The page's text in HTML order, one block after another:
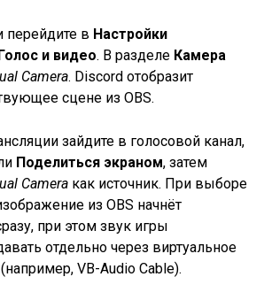
перейдите в Настройки
и видео. В разделе Камера
Camera. Discord отобразит
сцене из OBS.
зайдите в голосовой канал,
Поделиться экраном, затем
Camera как источник. При выборе
из OBS начнёт
при этом звук игры
отдельно через виртуальное
VB-Audio Cable).